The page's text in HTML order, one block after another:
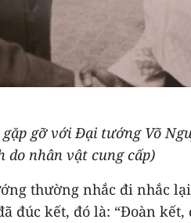
gỡ với Đại tướng Võ
do nhân vật cung cấp)
thường nhắc đi nhắc
đúc kết, đó là: “Đoàn kết,